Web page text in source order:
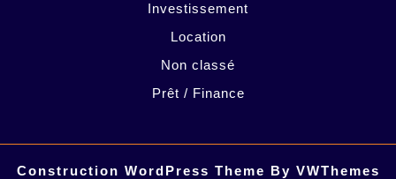
Investissement
Location
Non classé
Prêt / Finance
Construction WordPress Theme By VWThemes